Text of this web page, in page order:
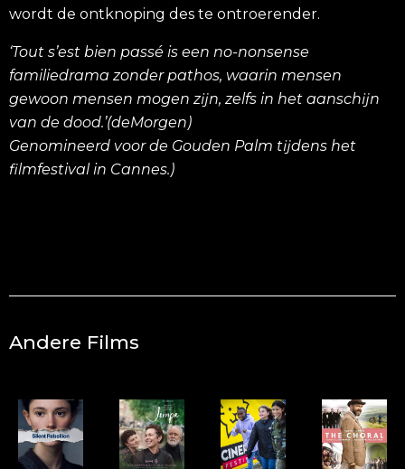
wordt de ontknoping des te ontroerender.
‘Tout s’est bien passé is een no-nonsense
familiedrama zonder pathos, waarin mensen
gewoon mensen mogen zĳn, zelfs in het aanschĳn
van de dood.’(deMorgen)
Genomineerd voor de Gouden Palm tĳdens het
filmfestival in Cannes.)
Andere Films